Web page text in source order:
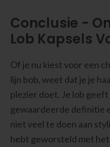
Conclusie -
Lob Kapsels
Of je nu kiest voor een
lijn bob, weet dat je je
plezier doet. Je lob geeft
gewaardeerde definitie
niet veel te doen aan
hebt geworsteld met